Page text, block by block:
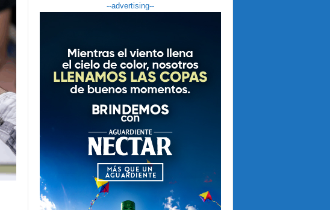
--advertising--